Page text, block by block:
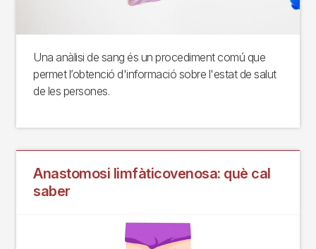
Una anàlisi de sang és un procediment comú que
permet l’obtenció d'informació sobre l'estat de salut
de les persones.
Anastomosi limfàticovenosa: què cal
saber